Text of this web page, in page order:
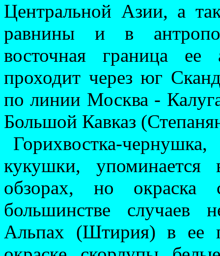
Центральной Азии, а
равнины и в
восточная граница
проходит через юг
по линии Москва -
Большой Кавказ
Горихвостка-
кукушки, упоминается
обзорах, но окраска
большинстве случаев
Альпах (Штирия) в ее